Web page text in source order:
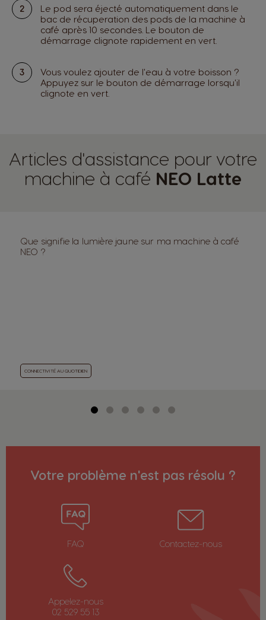
Le pod sera éjecté automatiquement dans le
bac de récuperation des pods de la machine à
café après 10 secondes. Le bouton de
démarrage clignote rapidement en vert.
Vous voulez ajouter de l'eau à votre boisson ?
Appuyez sur le bouton de démarrage lorsqu'il
clignote en vert.
Articles d'assistance pour votre
machine à café NEO Latte
Que signifie la lumière jaune sur ma machine à café
NEO ?
CONNECTIVITÉ AU QUOTIDIEN
Votre problème n'est pas résolu ?
FAQ Contactez-nous
Appelez-nous
02 529 55 13